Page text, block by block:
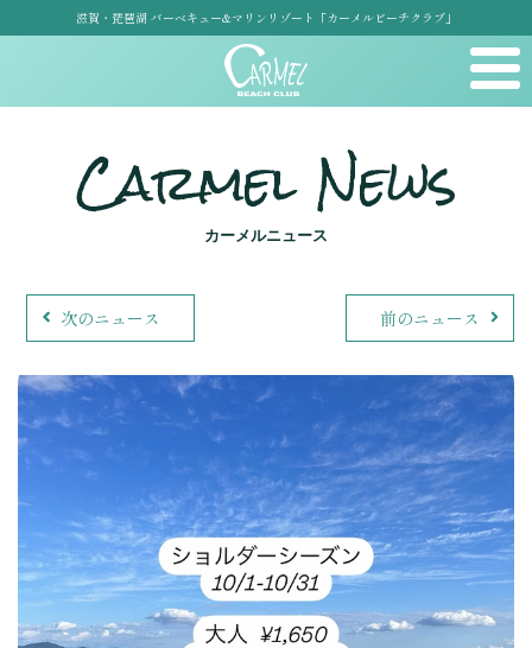
滋賀・琵琶湖 バーベキュー&マリンリゾート「カーメルビーチクラブ」
Carmel News
カーメルニュース
次のニュース 前のニュース